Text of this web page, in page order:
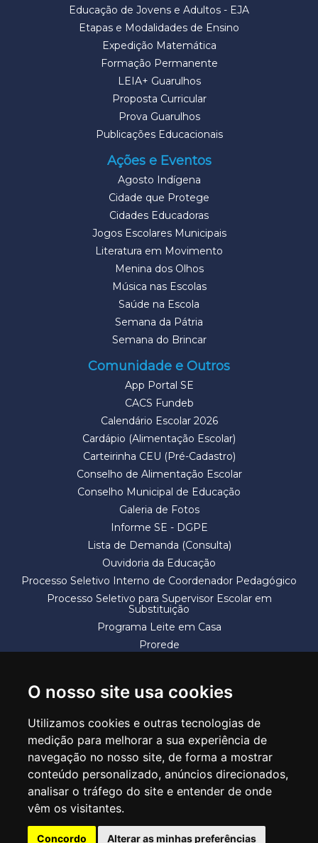
O nosso site usa cookies
Utilizamos cookies e outras tecnologias de
medição para melhorar a sua experiência de
navegação no nosso site, de forma a mostrar
conteúdo personalizado, anúncios direcionados,
analisar o tráfego do site e entender de onde
vêm os visitantes.
Concordo Alterar as minhas preferências
Educação de Jovens e Adultos - EJA
Etapas e Modalidades de Ensino
Expedição Matemática
Formação Permanente
LEIA+ Guarulhos
Proposta Curricular
Prova Guarulhos
Publicações Educacionais
Ações e Eventos
Agosto Indígena
Cidade que Protege
Cidades Educadoras
Jogos Escolares Municipais
Literatura em Movimento
Menina dos Olhos
Música nas Escolas
Saúde na Escola
Semana da Pátria
Semana do Brincar
Comunidade e Outros
App Portal SE
CACS Fundeb
Calendário Escolar 2026
Cardápio (Alimentação Escolar)
Carteirinha CEU (Pré-Cadastro)
Conselho de Alimentação Escolar
Conselho Municipal de Educação
Galeria de Fotos
Informe SE - DGPE
Lista de Demanda (Consulta)
Ouvidoria da Educação
Processo Seletivo Interno de Coordenador Pedagógico
Processo Seletivo para Supervisor Escolar em
Substituição
Programa Leite em Casa
Prorede
SECRETARIA DE EDUCAÇÃO
Rua Claudino Barbosa, 313 - Macedo - Guarulhos/SP CEP 07113-040
Central de Atendimento: *55 11 2475-7300